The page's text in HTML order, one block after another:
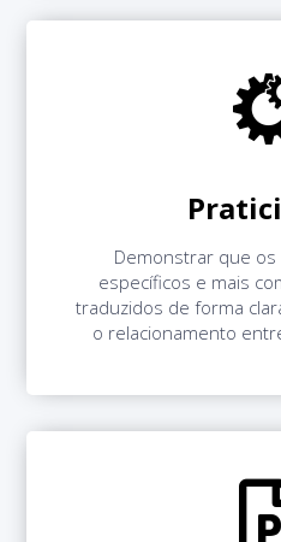
Demonstrar que
específicos e mais
traduzidos de forma
o relacionamento